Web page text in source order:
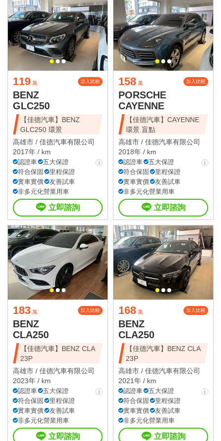
119 萬 加入比較
BENZ
GLC250
【佳德汽車】BENZ
GLC250 環景
高雄市 / 佳德汽車有限公司
2017年 / km
認證車
五大保證
符合保固
里程保證
實車實價
友善試車
非多元化營業用車
立即諮詢
158 萬 加入比較
PORSCHE
CAYENNE
【佳德汽車】CAYENNE
環景.盲點
高雄市 / 佳德汽車有限公司
2018年 / km
認證車
五大保證
符合保固
里程保證
實車實價
友善試車
非多元化營業用車
立即諮詢
183 萬 加入比較
BENZ
CLA250
【佳德汽車】BENZ CLA
23P
高雄市 / 佳德汽車有限公司
2023年 / km
認證車
五大保證
符合保固
里程保證
實車實價
友善試車
非多元化營業用車
立即諮詢
168 萬 加入比較
BENZ
CLA250
【佳德汽車】BENZ CLA
23P
高雄市 / 佳德汽車有限公司
2021年 / km
認證車
五大保證
符合保固
里程保證
實車實價
友善試車
非多元化營業用車
立即諮詢